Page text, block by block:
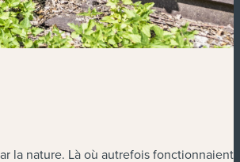
la nature. Là où autrefois fonctionnaient